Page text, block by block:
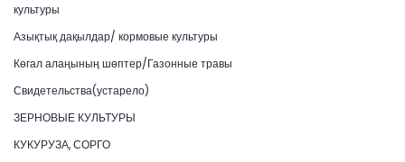
культуры
Азықтық дақылдар/ кормовые культуры
Көгал алаңының шөптер/Газонные травы
Свидетельства(устарело)
ЗЕРНОВЫЕ КУЛЬТУРЫ
КУКУРУЗА, СОРГО